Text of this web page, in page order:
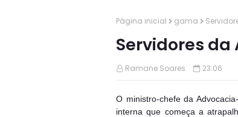
Página inicial gama
Servidores da
Ramane Soares 23:06
O ministro-chefe da
interna que começa a